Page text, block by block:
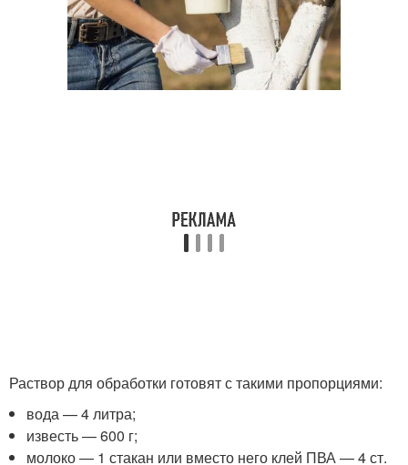
Раствор для обработки готовят с такими пропорциями:
вода — 4 литра;
известь — 600 г;
молоко — 1 стакан или вместо него клей ПВА — 4 ст.